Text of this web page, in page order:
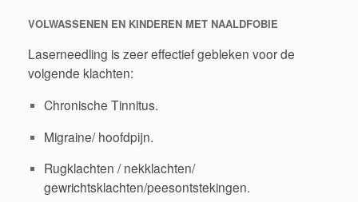
VOLWASSENEN EN KINDEREN MET NAALDFOBIE
Laserneedling is zeer effectief gebleken voor de
volgende klachten:
Chronische Tinnitus.
Migraine/ hoofdpijn.
Rugklachten / nekklachten/
gewrichtsklachten/peesontstekingen.